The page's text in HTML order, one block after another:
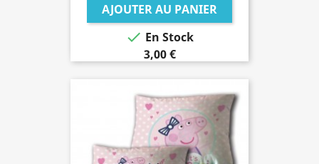
AJOUTER AU PANIER
 En Stock
3,00 €